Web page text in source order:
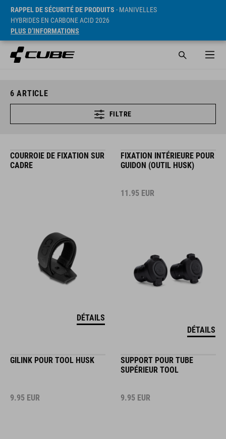
RAPPEL DE SÉCURITÉ DE PRODUITS - MANIVELLES
HYBRIDES EN CARBONE ACID 2026
PLUS D’INFORMATIONS
6 ARTICLE
FILTRE
COURROIE DE FIXATION SUR
CADRE
DÉTAILS
FIXATION INTÉRIEURE POUR
GUIDON (OUTIL HUSK)
11.95 EUR
DÉTAILS
GILINK POUR TOOL HUSK
9.95 EUR
SUPPORT POUR TUBE
SUPÉRIEUR TOOL
9.95 EUR